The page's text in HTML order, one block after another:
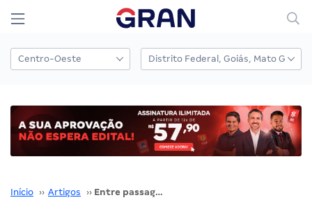
Início ›› Artigos ›› Entre passagens e parágrafos